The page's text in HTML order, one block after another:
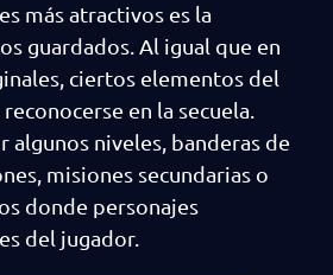
más atractivos es la
guardados. Al igual que en
ciertos elementos del
en la secuela.
algunos niveles, banderas de
misiones secundarias o
donde personajes
del jugador.